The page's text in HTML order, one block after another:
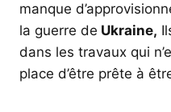
manque
la guerre de Ukraine,
dans les travaux qui
place d’être prête à